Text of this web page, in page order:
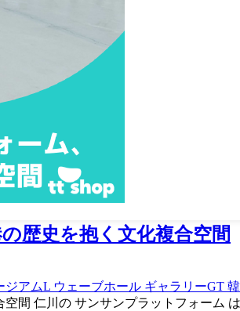
歴史を抱く文化複合空間
ジアムL ウェーブホール ギャラリーGT
間 仁川の サンサンプラットフォーム